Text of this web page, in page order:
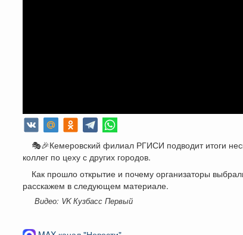
🎭🎉Кемеровский филиал РГИСИ подводит итоги
коллег по цеху с других городов.
Как прошло открытие и почему организаторы
расскажем в следующем материале.
Видео: VK Кузбасс Первый